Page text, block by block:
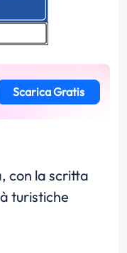
Scarica Gratis
con la scritta
turistiche